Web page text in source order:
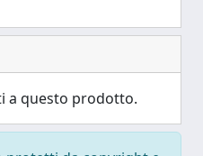
a questo prodotto.